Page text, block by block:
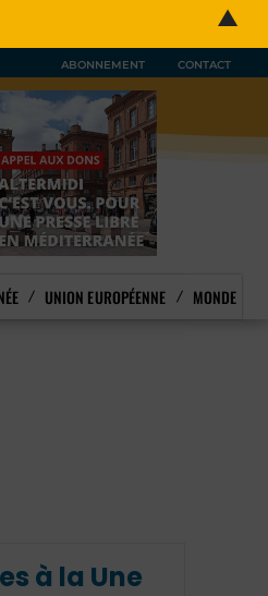
ABONNEMENT CONTACT
UNION EUROPÉENNE MONDE
à la Une
▲